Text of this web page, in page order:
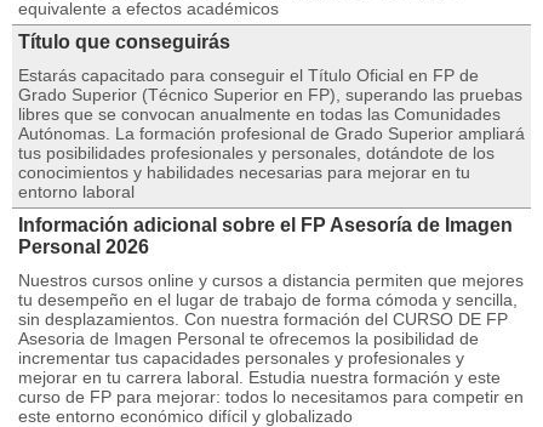
equivalente a efectos académicos
Título que conseguirás
Estarás capacitado para conseguir el Título Oficial en FP de
Grado Superior (Técnico Superior en FP), superando las pruebas
libres que se convocan anualmente en todas las Comunidades
Autónomas. La formación profesional de Grado Superior ampliará
tus posibilidades profesionales y personales, dotándote de los
conocimientos y habilidades necesarias para mejorar en tu
entorno laboral
Información adicional sobre el FP Asesoría de Imagen
Personal 2026
Nuestros cursos online y cursos a distancia permiten que mejores
tu desempeño en el lugar de trabajo de forma cómoda y sencilla,
sin desplazamientos. Con nuestra formación del CURSO DE FP
Asesoria de Imagen Personal te ofrecemos la posibilidad de
incrementar tus capacidades personales y profesionales y
mejorar en tu carrera laboral. Estudia nuestra formación y este
curso de FP para mejorar: todos lo necesitamos para competir en
este entorno económico difícil y globalizado